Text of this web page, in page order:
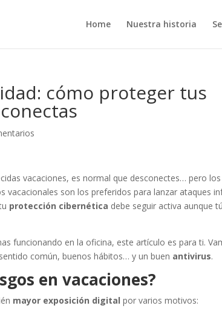
Home Nuestra historia
cómo proteger tus
vacaciones, es normal que desconectes… pero los
vacacionales son los preferidos para lanzar ataques
protección cibernética debe seguir activa aunque
funcionando en la oficina, este artículo es para ti.
común, buenos hábitos… y un buen antivirus.
en vacaciones?
mayor exposición digital por varios motivos: